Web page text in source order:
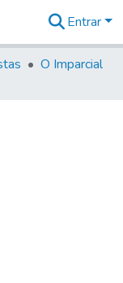
Entrar
O Imparcial